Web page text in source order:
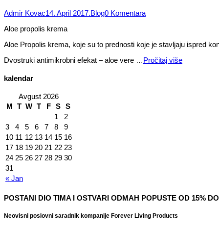
Admir Kovac14. April 2017.Blog0 Komentara
Aloe propolis krema
Aloe Propolis krema, koje su to prednosti koje je stavljaju ispred
Dvostruki antimikrobni efekat – aloe vere …Pročitaj više
kalendar
Avgust 2026
M T W T F S S
« Jan
1
2
3
4 5 6 7 8
9
10 11 12 13 14 15 16
17 18 19 20 21 22 23
24 25 26 27 28 29 30
31
POSTANI DIO TIMA I OSTVARI ODMAH POPUSTE OD 15%
Neovisni poslovni saradnik kompanije Forever Living Products